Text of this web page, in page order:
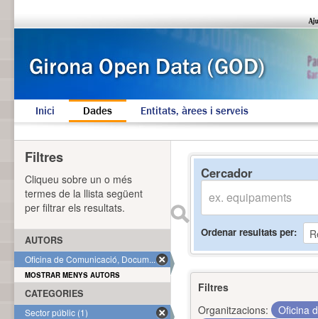
Inici Dades Entitats, àrees i serveis
Cercador
Ordenar resultats per
Filtres
Organitzacions:
Oficina
Filtres
Cliqueu sobre un o més
termes de la llista següent
per filtrar els resultats.
AUTORS
Oficina de Comunicació, Docum... (1)
MOSTRAR MENYS AUTORS
CATEGORIES
Sector públic (1)